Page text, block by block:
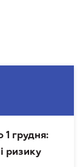
1 грудня:
ризику